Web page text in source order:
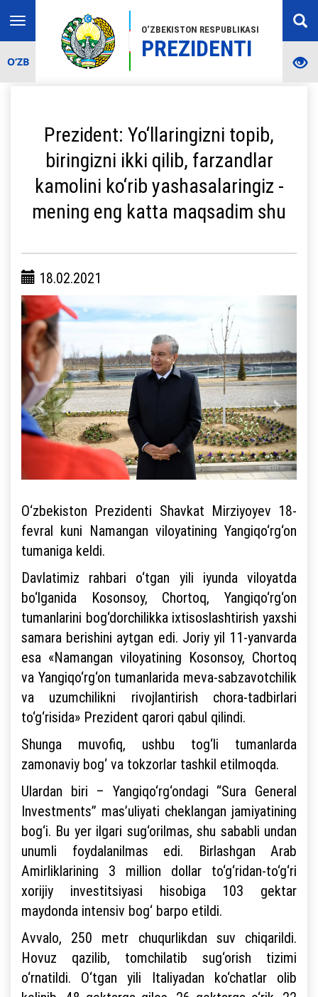
O‘ZBEKISTON RESPUBLIKASI
PREZIDENTI
Toggle
navigation
O‘ZB
Prezident: Yo‘llaringizni topib,
biringizni ikki qilib, farzandlar
kamolini ko‘rib yashasalaringiz -
mening eng katta maqsadim shu
18.02.2021
O‘zbekiston Prezidenti Shavkat Mirziyoyev 18-
fevral kuni Namangan viloyatining Yangiqo‘rg‘on
tumaniga keldi.
Davlatimiz rahbari o‘tgan yili iyunda viloyatda
bo‘lganida Kosonsoy, Chortoq, Yangiqo‘rg‘on
tumanlarini bog‘dorchilikka ixtisoslashtirish yaxshi
samara berishini aytgan edi. Joriy yil 11-yanvarda
esa «Namangan viloyatining Kosonsoy, Chortoq
va Yangiqo‘rg‘on tumanlarida meva-sabzavotchilik
va uzumchilikni rivojlantirish chora-tadbirlari
to‘g‘risida» Prezident qarori qabul qilindi.
Shunga muvofiq, ushbu tog‘li tumanlarda
zamonaviy bog‘ va tokzorlar tashkil etilmoqda.
Ulardan biri – Yangiqo‘rg‘ondagi “Sura General
Investments” mas’uliyati cheklangan jamiyatining
bog‘i. Bu yer ilgari sug‘orilmas, shu sababli undan
unumli foydalanilmas edi. Birlashgan Arab
Amirliklarining 3 million dollar to‘g‘ridan-to‘g‘ri
xorijiy investitsiyasi hisobiga 103 gektar
maydonda intensiv bog‘ barpo etildi.
Avvalo, 250 metr chuqurlikdan suv chiqarildi.
Hovuz qazilib, tomchilatib sug‘orish tizimi
o‘rnatildi. O‘tgan yili Italiyadan ko‘chatlar olib